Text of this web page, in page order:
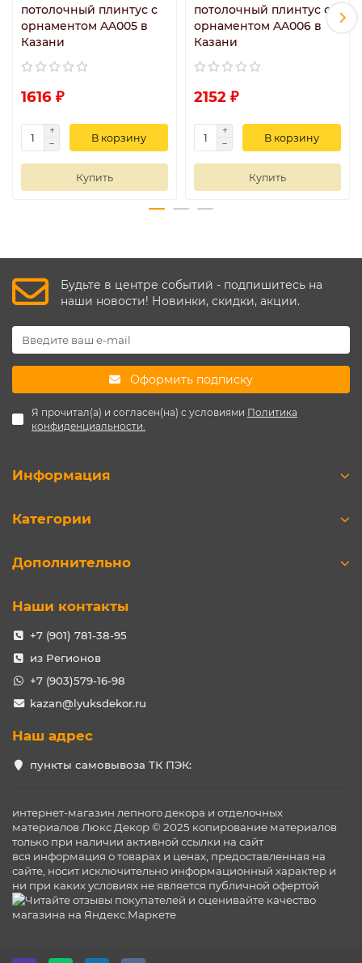
потолочный плинтус с
орнаментом AA005 в
Казани
1616 ₽
В корзину
Купить
потолочный плинтус с
орнаментом AA006 в
Казани
2152 ₽
В корзину
Купить
Будьте в центре событий - подпишитесь на
наши новости! Новинки, скидки, акции.
Оформить подписку
Я прочитал(а) и согласен(на) с условиями Политика
конфиденциальности.
Информация
Категории
Дополнительно
Наши контакты
+7 (901) 781-38-95
из Регионов
+7 (903)579-16-98
kazan@lyuksdekor.ru
Наш адрес
пункты самовывоза ТК ПЭК:
интернет-магазин лепного декора и отделочных
материалов Люкс Декор © 2025 копирование материалов
только при наличии активной ссылки на сайт
вся информация о товарах и ценах, предоставленная на
сайте, носит исключительно информационный характер и
ни при каких условиях не является публичной офертой